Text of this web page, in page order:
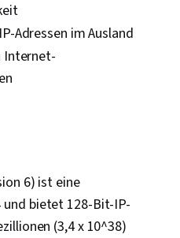
Adressen im Ausland
Internet-
6) ist eine
bietet 128-Bit-IP-
(3,4 x 10^38)